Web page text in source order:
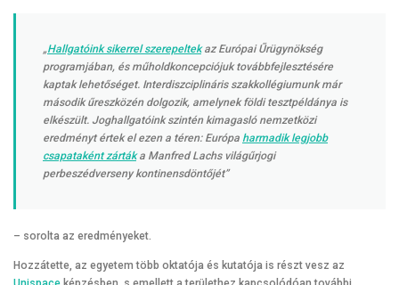
„Hallgatóink sikerrel szerepeltekaz Európai Űrügynökség
programjában, és műholdkoncepciójuk továbbfejlesztésére
kaptak lehetőséget. Interdiszciplináris szakkollégiumunk már
második űreszközén dolgozik, amelynek földi tesztpéldánya is
elkészült. Joghallgatóink szintén kimagasló nemzetközi
eredményt értek el ezen a téren: Európa harmadik legjobb
csapataként zártáka Manfred Lachs világűrjogi
perbeszédverseny kontinensdöntőjét”
– sorolta az eredményeket.
Hozzátette, az egyetem több oktatója és kutatója is részt vesz az